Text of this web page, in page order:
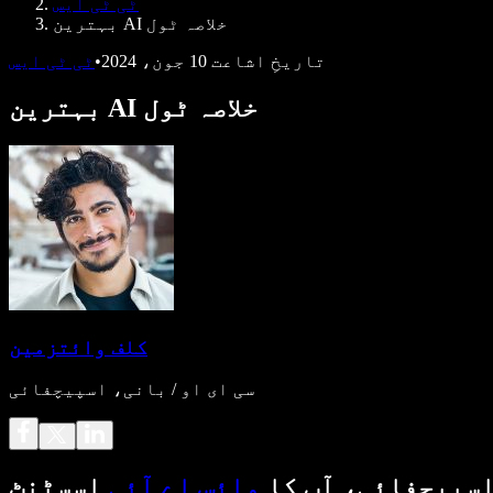
ٹی ٹی ایس
بہترین AI خلاصہ ٹول
تاریخِ اشاعت 10 جون، 2024 • ٹی ٹی ایس
بہترین AI خلاصہ ٹول
کلف وائتزمین
سی ای او / بانی، اسپیچفائی
آپ کا وائس اے آئی اسسٹنٹ